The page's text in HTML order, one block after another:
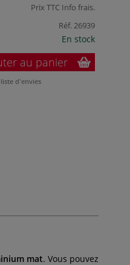
Prix TTC Info frais.
Réf.26939
En stock
au panier
d'envies
mat. Vous pouvez